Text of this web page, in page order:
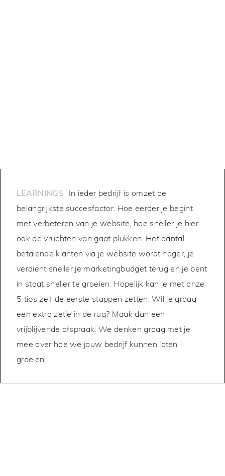
LEARNINGS In ieder bedrijf is omzet de
belangrijkste succesfactor. Hoe eerder je begint
met verbeteren van je website, hoe sneller je hier
ook de vruchten van gaat plukken. Het aantal
betalende klanten via je website wordt hoger, je
verdient sneller je marketingbudget terug en je bent
in staat sneller te groeien. Hopelijk kan je met onze
5 tips zelf de eerste stappen zetten. Wil je graag
een extra zetje in de rug? Maak dan een
vrijblijvende afspraak. We denken graag met je
mee over hoe we jouw bedrijf kunnen laten
groeien.